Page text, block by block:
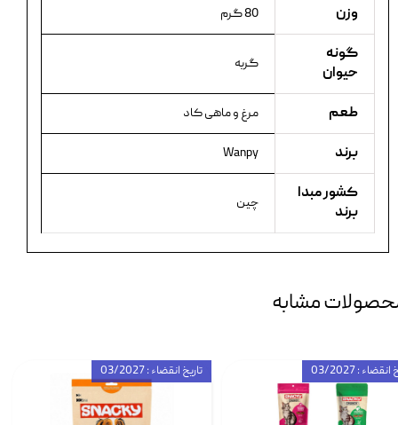
وزن 80 گرم
گونه
حیوان
گربه
طعم مرغ و ماهی کاد
برند Wanpy
کشور مبدا
برند
چین
مشابه
تاریخ انقضاء : 03/2027 : 03/2027